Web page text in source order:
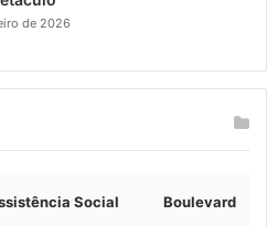
de 2026
Social Boulevard